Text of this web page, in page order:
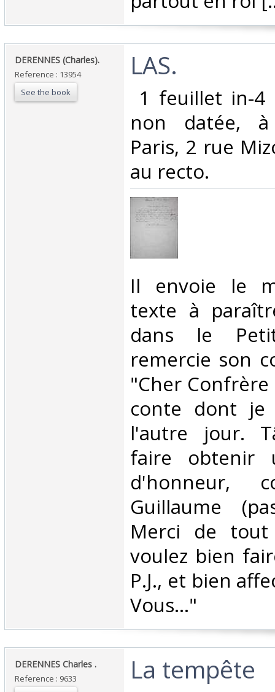
‎DERENNES (Charles). ‎
Reference : 13954
See the book
‎LAS. ‎
1 feuillet in-
non datée,
Paris, 2 rue
au recto. ‎
‎Il envoie le
texte à
dans le
remercie son
"Cher Confrère
conte dont je
l'autre jour.
faire obtenir
d'honneur,
Guillaume
Merci de
voulez bien
P.J., et bien
Vous..." ‎
‎DERENNES Charles .‎
Reference : 9633
‎La tempête‎